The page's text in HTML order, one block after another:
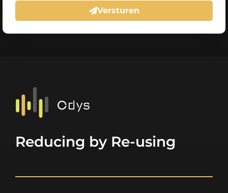
Versturen
Reducing by Re-using